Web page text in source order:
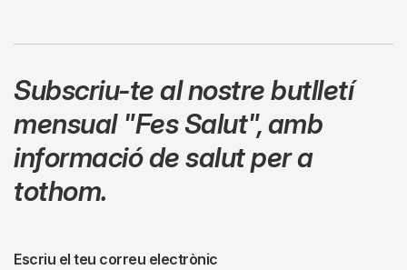
Subscriu-te al nostre butlletí
mensual "Fes Salut",amb
informació de salut per a
tothom.
Escriu el teu correu electrònic